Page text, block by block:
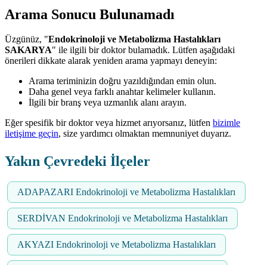
Arama Sonucu Bulunamadı
Üzgünüz, "Endokrinoloji ve Metabolizma Hastalıkları
SAKARYA" ile ilgili bir doktor bulamadık. Lütfen aşağıdaki
önerileri dikkate alarak yeniden arama yapmayı deneyin:
Arama teriminizin doğru yazıldığından emin olun.
Daha genel veya farklı anahtar kelimeler kullanın.
İlgili bir branş veya uzmanlık alanı arayın.
Eğer spesifik bir doktor veya hizmet arıyorsanız, lütfen bizimle
iletişime geçin, size yardımcı olmaktan memnuniyet duyarız.
Yakın Çevredeki İlçeler
ADAPAZARI Endokrinoloji ve Metabolizma Hastalıkları
SERDİVAN Endokrinoloji ve Metabolizma Hastalıkları
AKYAZI Endokrinoloji ve Metabolizma Hastalıkları